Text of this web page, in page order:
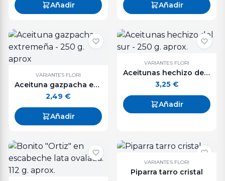
Añadir Añadir
VARIANTES FLORI
Aceituna gazpacha extremeña - 250 g. aprox
2,49 €
Añadir
VARIANTES FLORI
Aceitunas hechizo del sur - 250 g. aprox.
3,25 €
Añadir
VARIANTES FLORI
Piparra tarro cristal